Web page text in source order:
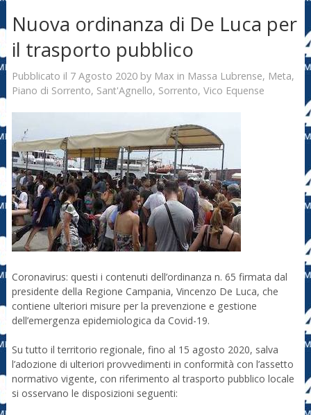
Nuova ordinanza di De Luca per
il trasporto pubblico
Pubblicato il 7 Agosto 2020by Max in Massa Lubrense, Meta,
Piano di Sorrento, Sant'Agnello, Sorrento, Vico Equense
Coronavirus: questi i contenuti dell’ordinanza n. 65 firmata dal
presidente della Regione Campania, Vincenzo De Luca, che
contiene ulteriori misure per la prevenzione e gestione
dell’emergenza epidemiologica da Covid-19.​
Su tutto il territorio regionale, fino al 15 agosto 2020, salva
l’adozione di ulteriori provvedimenti in conformità con l’assetto
normativo vigente, con riferimento al trasporto pubblico locale
si osservano le disposizioni seguenti: